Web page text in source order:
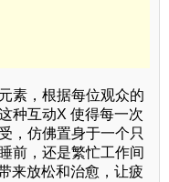
素，根据每位观众的
种互动X 使得每一次
，仿佛置身于一个只
前，还是繁忙工作间
来放松和治愈，让疲